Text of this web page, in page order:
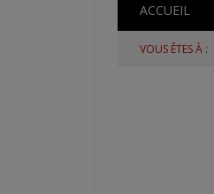
ACCUEIL
VOUS ÊTES À :